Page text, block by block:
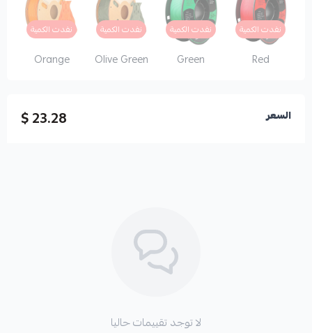
نفدت الكمية
Red
نفدت الكمية
Green
نفدت الكمية
Olive Green
نفدت الكمية
Orange
السعر 23.28 $
لا توجد تقييمات حاليا